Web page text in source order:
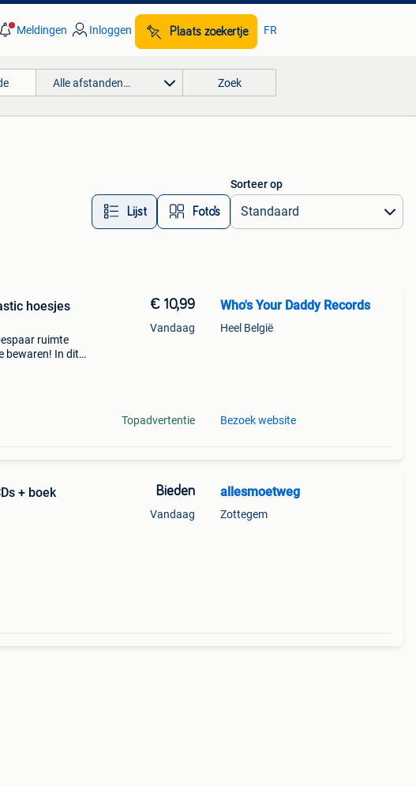
Meldingen Inloggen Plaats zoekertje FR
Alle afstanden… Zoek
Lijst Foto’s
Sorteer op
hoesjes
ruimte
bewaren! In dit
€ 10,99
Vandaag
Topadvertentie
Who's Your Daddy Records
Heel België
Bezoek website
+ boek Bieden
Vandaag
allesmoetweg
Zottegem